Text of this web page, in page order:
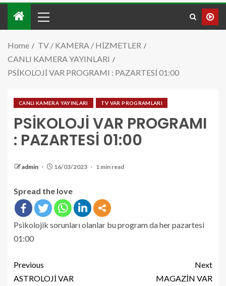
Home
TV / KAMERA / HİZMETLER
CANLI KAMERA YAYINLARI
PSİKOLOJİ VAR PROGRAMI : PAZARTESİ 01:00
CANLI KAMERA YAYINLARI TV VAR PROGRAMLARI
PSİKOLOJİ VAR PROGRAMI
: PAZARTESİ 01:00
admin 16/03/2023 1 min read
Spread the love
Psikolojik sorunları olanlar bu program da her pazartesi
01:00
Previous
ASTROLOJİ VAR
Next
MAGAZİN VAR